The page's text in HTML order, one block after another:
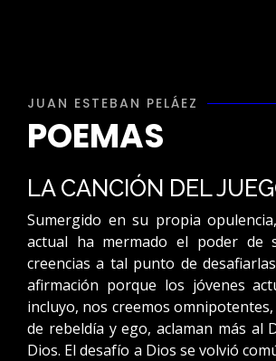
JUAN ESTEBAN PELÁEZ
POEMAS
LA CANCIÓN DEL
Sumergido en su propia
actual ha mermado el poder de
creencias a tal punto de
afirmación porque los jóvenes
incluyo, nos creemos
de rebeldía y ego, aclaman más al
Dios. El desafío a Dios se volvió